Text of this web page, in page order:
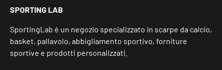
SPORTING LAB
SportingLab è un negozio specializzato in scarpe da calcio,
basket, pallavolo, abbigliamento sportivo, forniture
sportive e prodotti personalizzati.